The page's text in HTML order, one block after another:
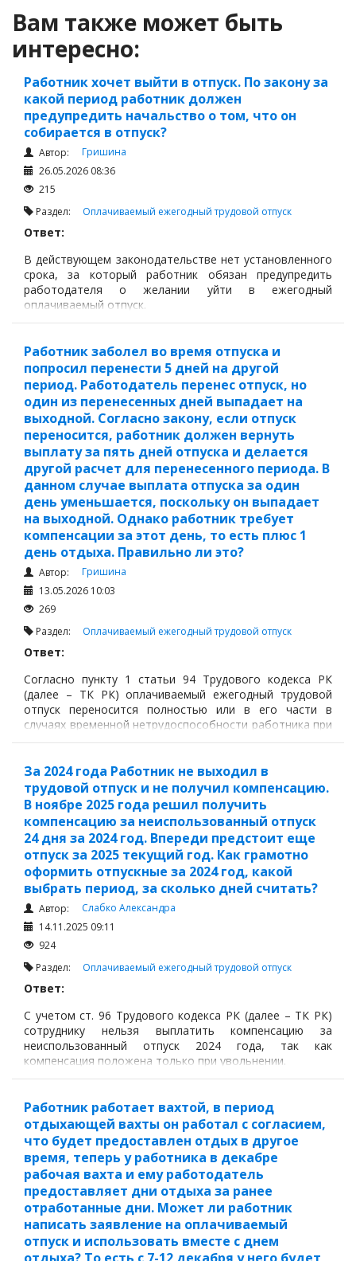
Вам также может быть
интересно:
Работник хочет выйти в отпуск. По закону за
какой период работник должен
предупредить начальство о том, что он
собирается в отпуск?
Автор:
Гришина
26.05.2026 08:36
215
Раздел: Оплачиваемый ежегодный трудовой отпуск
Ответ:
В действующем законодательстве нет установленного
срока, за который работник обязан предупредить
работодателя о желании уйти в ежегодный
оплачиваемый отпуск.
Работник заболел во время отпуска и
попросил перенести 5 дней на другой
период. Работодатель перенес отпуск, но
один из перенесенных дней выпадает на
выходной. Согласно закону, если отпуск
переносится, работник должен вернуть
выплату за пять дней отпуска и делается
другой расчет для перенесенного периода. В
данном случае выплата отпуска за один
день уменьшается, поскольку он выпадает
на выходной. Однако работник требует
компенсации за этот день, то есть плюс 1
день отдыха. Правильно ли это?
Автор:
Гришина
13.05.2026 10:03
269
Раздел: Оплачиваемый ежегодный трудовой отпуск
Ответ:
Согласно пункту 1 статьи 94 Трудового кодекса РК
(далее – ТК РК) оплачиваемый ежегодный трудовой
отпуск переносится полностью или в его части в
случаях временной нетрудоспособности работника при
предъявлении листа о временной нетрудоспособности.
За 2024 года Работник не выходил в
трудовой отпуск и не получил компенсацию.
В ноябре 2025 года решил получить
компенсацию за неиспользованный отпуск
24 дня за 2024 год. Впереди предстоит еще
отпуск за 2025 текущий год. Как грамотно
оформить отпускные за 2024 год, какой
выбрать период, за сколько дней считать?
Автор:
Слабко Александра
14.11.2025 09:11
924
Раздел: Оплачиваемый ежегодный трудовой отпуск
Ответ:
С учетом ст. 96 Трудового кодекса РК (далее – ТК РК)
сотруднику нельзя выплатить компенсацию за
неиспользованный отпуск 2024 года, так как
компенсация положена только при увольнении.
Работник работает вахтой, в период
отдыхающей вахты он работал с согласием,
что будет предоставлен отдых в другое
время, теперь у работника в декабре
рабочая вахта и ему работодатель
предоставляет дни отдыха за ранее
отработанные дни. Может ли работник
написать заявление на оплачиваемый
отпуск и использовать вместе с днем